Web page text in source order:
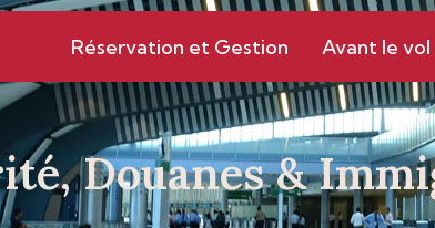
Réservation et Gestion Avant le vol
Douanes &